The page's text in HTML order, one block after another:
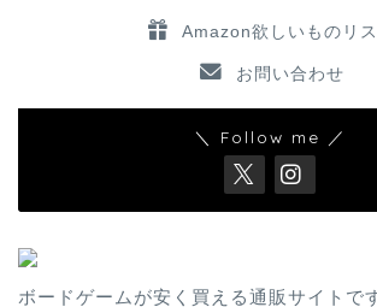
Amazon欲しいものリス
お問い合わせ
＼ Follow me ／
ボードゲームが安く買える通販サイトで